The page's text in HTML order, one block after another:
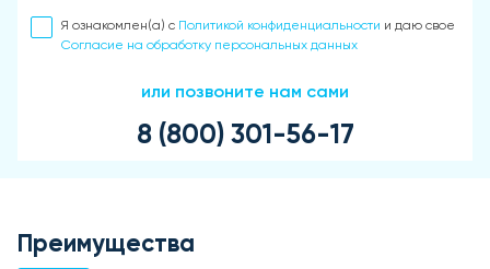
Я ознакомлен(а) с Политикой конфиденциальности и даю свое
Согласие на обработку персональных данных
или позвоните нам сами
8 (800) 301-56-17
Преимущества